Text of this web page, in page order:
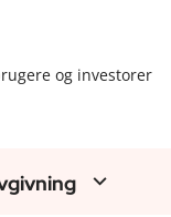
og investorer